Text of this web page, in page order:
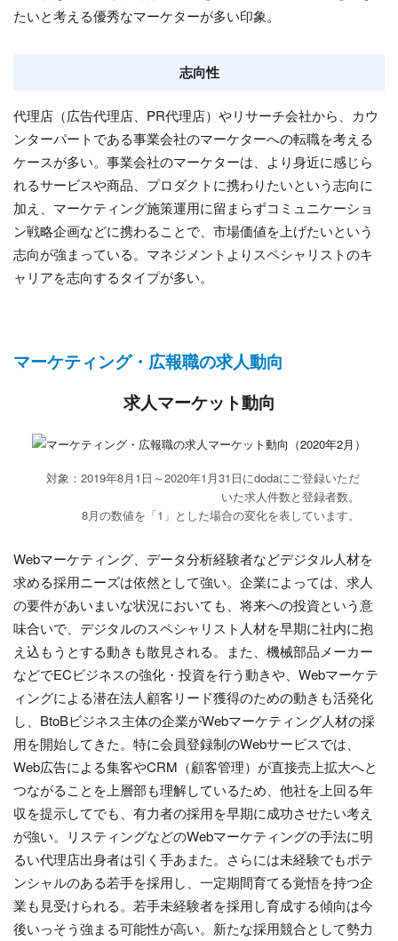
たいと考える優秀なマーケターが多い印象。
志向性
代理店（広告代理店、PR代理店）やリサーチ会社から、カウ
ンターパートである事業会社のマーケターへの転職を考える
ケースが多い。事業会社のマーケターは、より身近に感じら
れるサービスや商品、プロダクトに携わりたいという志向に
加え、マーケティング施策運用に留まらずコミュニケーショ
ン戦略企画などに携わることで、市場価値を上げたいという
志向が強まっている。マネジメントよりスペシャリストのキ
ャリアを志向するタイプが多い。
マーケティング・広報職の求人動向
求人マーケット動向
対象：2019年8月1日～2020年1月31日にdodaにご登録いただ
いた求人件数と登録者数。
8月の数値を「1」とした場合の変化を表しています。
Webマーケティング、データ分析経験者などデジタル人材を
求める採用ニーズは依然として強い。企業によっては、求人
の要件があいまいな状況においても、将来への投資という意
味合いで、デジタルのスペシャリスト人材を早期に社内に抱
え込もうとする動きも散見される。また、機械部品メーカー
などでECビジネスの強化・投資を行う動きや、Webマーケテ
ィングによる潜在法人顧客リード獲得のための動きも活発化
し、BtoBビジネス主体の企業がWebマーケティング人材の採
用を開始してきた。特に会員登録制のWebサービスでは、
Web広告による集客やCRM（顧客管理）が直接売上拡大へと
つながることを上層部も理解しているため、他社を上回る年
収を提示してでも、有力者の採用を早期に成功させたい考え
が強い。リスティングなどのWebマーケティングの手法に明
るい代理店出身者は引く手あまた。さらには未経験でもポテ
ンシャルのある若手を採用し、一定期間育てる覚悟を持つ企
業も見受けられる。若手未経験者を採用し育成する傾向は今
後いっそう強まる可能性が高い。新たな採用競合として勢力